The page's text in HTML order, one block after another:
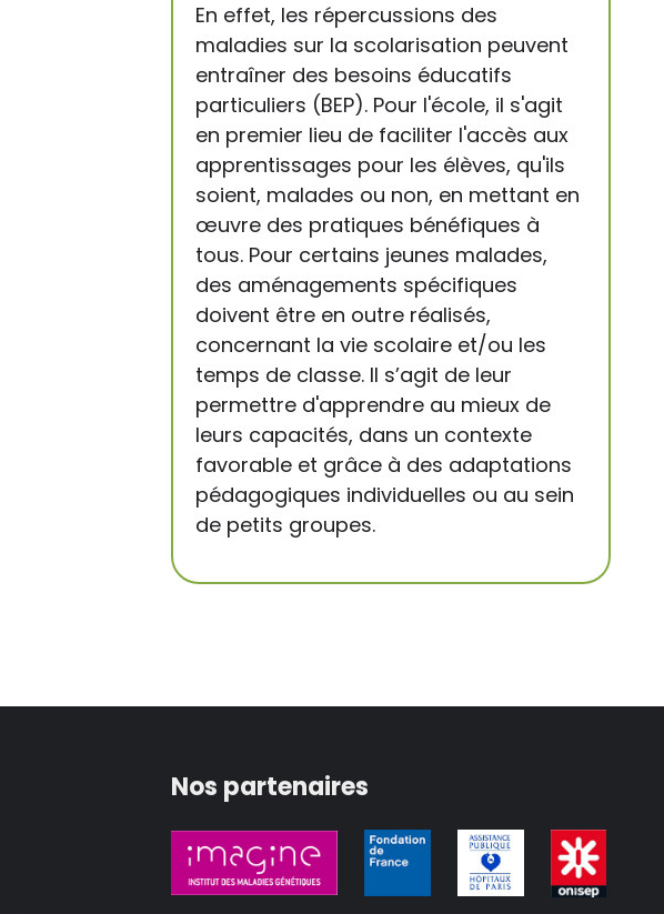
En effet, les répercussions des
maladies sur la scolarisation peuvent
entraîner des besoins éducatifs
particuliers (BEP). Pour l'école, il s'agit
en premier lieu de faciliter l'accès aux
apprentissages pour les élèves, qu'ils
soient, malades ou non, en mettant en
œuvre des pratiques bénéfiques à
tous. Pour certains jeunes malades,
des aménagements spécifiques
doivent être en outre réalisés,
concernant la vie scolaire et/ou les
temps de classe. Il s’agit de leur
permettre d'apprendre au mieux de
leurs capacités, dans un contexte
favorable et grâce à des adaptations
pédagogiques individuelles ou au sein
de petits groupes.
Nos partenaires